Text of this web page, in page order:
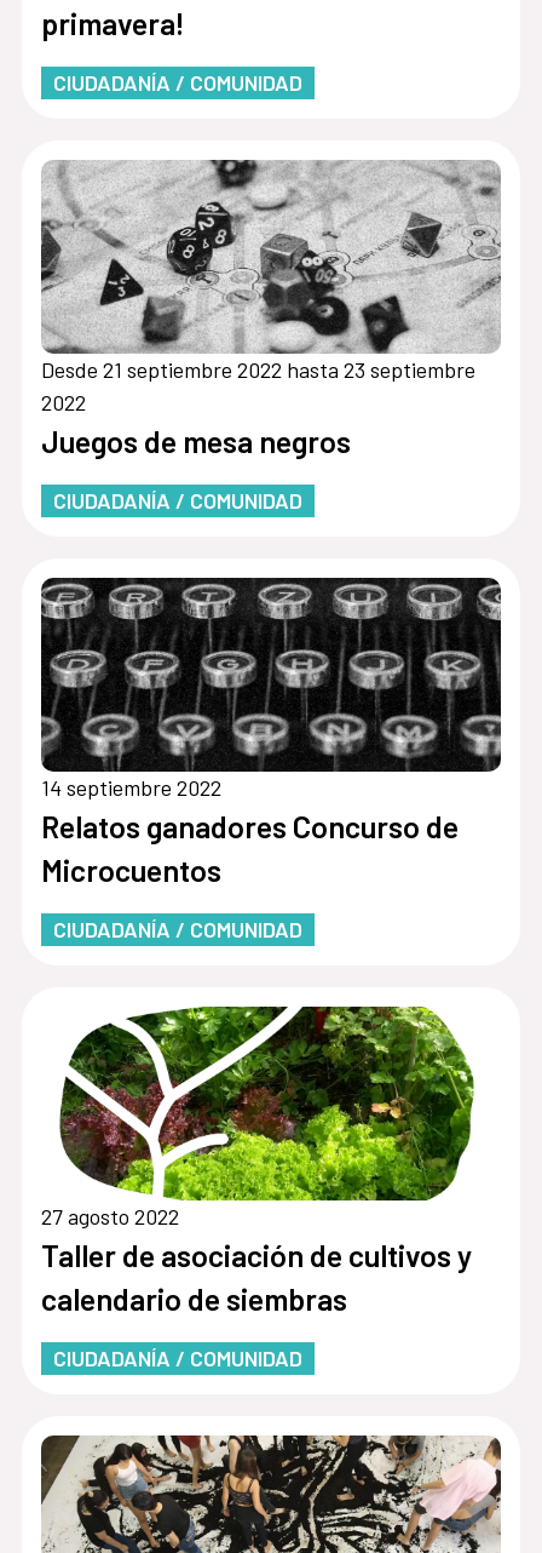
primavera!
CIUDADANÍA / COMUNIDAD
Desde 21 septiembre 2022 hasta 23 septiembre
2022
Juegos de mesa negros
CIUDADANÍA / COMUNIDAD
14 septiembre 2022
Relatos ganadores Concurso de
Microcuentos
CIUDADANÍA / COMUNIDAD
27 agosto 2022
Taller de asociación de cultivos y
calendario de siembras
CIUDADANÍA / COMUNIDAD